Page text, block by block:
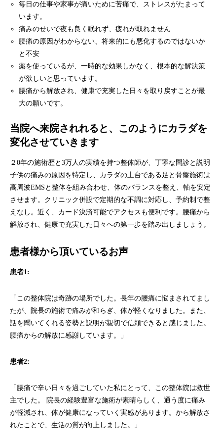
毎日の仕事や家事が痛いために苦痛で、ストレスがたまって
います。
痛みのせいで夜も良く眠れず、疲れが取れません
腰痛の原因がわからない、将来的にも悪化するのではないか
と不安
薬を使っているが、一時的な効果しかなく、根本的な解決策
が欲しいと思っています。
腰痛から解放され、健康で充実した日々を取り戻すことが最
大の願いです。
当院へ来院されれると、このようにカラダを
変化させていきます
２0年の施術歴と3万人の実績を持つ整体師が、丁寧な問診と説明
子供の痛みの原因を特定し、カラダの土台である足と骨盤施術は
高周波EMSと整体を組み合わせ、体のバランスを整え、軸を安定
させます。クリニック併設で定期的な不調に対応し、予約制で整
えなし。近く、カード決済可能でアクセスも便利です。腰痛から
解放され、健康で充実した日々への第一歩を踏み出しましょう。
患者様から頂いているお声
患者1:
「この整体院は奇跡の場所でした。長年の腰痛に悩まされてまし
たが、院長の施術で痛みが和らぎ、体が軽くなりました。また、
話を聞いてくれる姿勢と説明が親切で信頼できると感じました。
腰痛からの解放に感謝しています。」
患者2:
「腰痛で辛い日々を過ごしていた私にとって、この整体院は救世
主でした。 院長の経験豊富な施術が素晴らしく、通う度に痛み
が軽減され、体が健康になっていく実感があります。から解放さ
れたことで、生活の質が向上しました。」